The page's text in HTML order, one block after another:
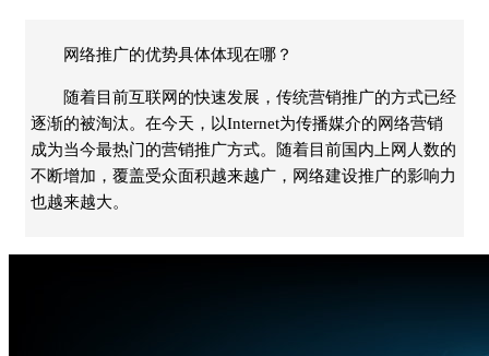
网络推广的优势具体体现在哪？
随着目前互联网的快速发展，传统营销推广的方式已经
逐渐的被淘汰。在今天，以Internet为传播媒介的网络营销
成为当今最热门的营销推广方式。随着目前国内上网人数的
不断增加，覆盖受众面积越来越广，网络建设推广的影响力
也越来越大。